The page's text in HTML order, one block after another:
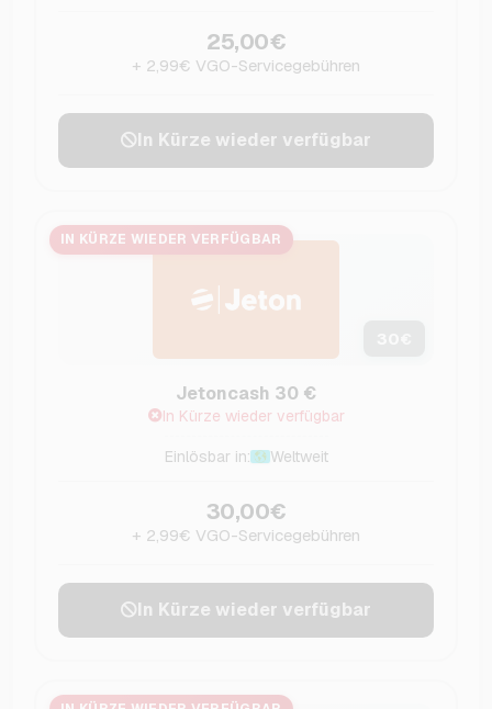
25,00€
+ 2,99€ VGO-Servicegebühren
In Kürze wieder verfügbar
IN KÜRZE WIEDER VERFÜGBAR
Jetoncash 30 €
In Kürze wieder verfügbar
Einlösbar in: Weltweit
30,00€
+ 2,99€ VGO-Servicegebühren
In Kürze wieder verfügbar